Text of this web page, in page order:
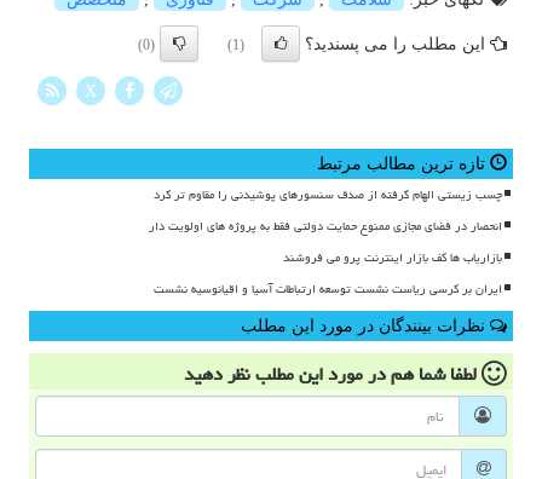
این مطلب را می پسندید؟ (1)
(0)
X
تازه ترین مطالب مرتبط
چسب زیستی الهام گرفته از صدف سنسورهای پوشیدنی را مقاوم تر کرد
انحصار در فضای مجازی ممنوع حمایت دولتی فقط به پروژه های اولویت دار
بازاریاب ها کف بازار اینترنت پرو می فروشند
ایران بر کرسی ریاست نشست توسعه ارتباطات آسیا و اقیانوسیه نشست
نظرات بینندگان در مورد این مطلب
لطفا شما همدر مورد این مطلبنظر دهید